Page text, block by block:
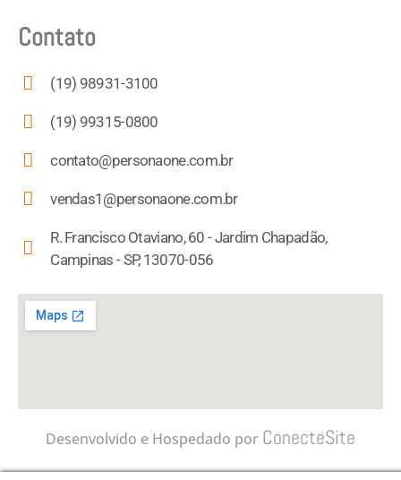
Contato
(19) 98931-3100
(19) 99315-0800
contato@personaone.com.br
vendas1@personaone.com.br
R. Francisco Otaviano, 60 - Jardim Chapadão,
Campinas - SP, 13070-056
Desenvolvido e Hospedado por ConecteSite